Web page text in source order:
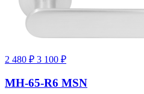
2 480 ₽ 3 100 ₽
MH-65-R6 MSN